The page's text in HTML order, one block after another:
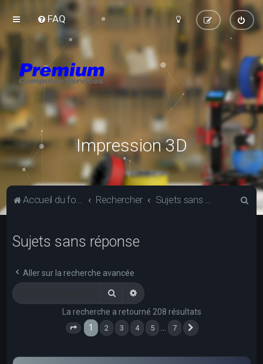
FAQ
Impression 3D
Accueil du forum Rechercher Sujets sans réponse
Sujets sans réponse
Aller sur la recherche avancée
RechercherRecherche avancée
La recherche a retourné 208 résultats
Page 1 sur
1 2 3 4 5 7